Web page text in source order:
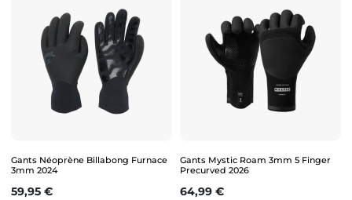
Gants Néoprène Billabong Furnace
3mm 2024
Prix
59,95 €
Gants Mystic Roam 3mm 5 Finger
Precurved 2026
Prix
64,99 €